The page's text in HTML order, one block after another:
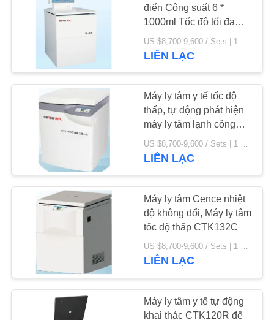
VỚI
CHÚNG
TỨC
VR
Máy ly tâm lạnh
69
Máy ly tâm tách
máu
53
điển Công suất 6 *
1000ml Tốc độ tối đa
6000 vòng / phút
LIÊN LẠC
Máy ly tâm y tế tốc độ
thấp, tự động phát hiện
máy ly tâm lạnh công
suất lớn
US $8,700-9,600 / Sets | 1 Set/Sets (Min. Order) MOQ:1bộ
LIÊN LẠC
Máy ly tâm Cence nhiệt
độ không đổi, Máy ly tâm
tốc độ thấp CTK132C
US $8,700-9,600 / Sets | 1 Set/Sets (Min. Order) MOQ:1bộ
LIÊN LẠC
Máy ly tâm y tế tự động
khai thác CTK120R để